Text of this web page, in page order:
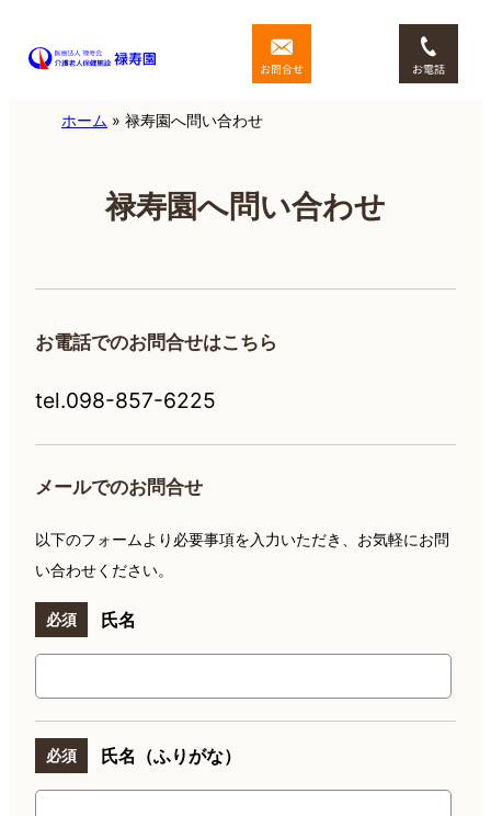
ホーム » 禄寿園へ問い合わせ
禄寿園へ問い合わせ
お電話でのお問合せはこちら
tel.098-857-6225
メールでのお問合せ
以下のフォームより必要事項を入力いただき、お気軽にお問
い合わせください。
必須 氏名
必須 氏名（ふりがな）